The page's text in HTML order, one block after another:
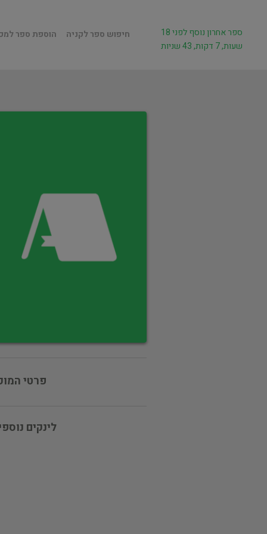
חיפוש ספר לקניה הוספת ספר
ספר אחרון נוסף לפני 18
שעות, 7 דקות, 43 שניות
פרטי
לינקים